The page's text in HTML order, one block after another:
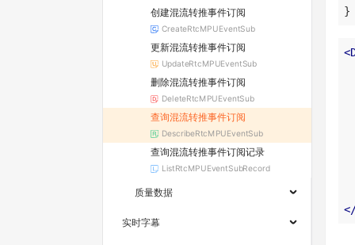
创建混流转推事件订阅
CreateRtcMPUEventSub
更新混流转推事件订阅
UpdateRtcMPUEventSub
删除混流转推事件订阅
DeleteRtcMPUEventSub
查询混流转推事件订阅
DescribeRtcMPUEventSub
查询混流转推事件订阅记录
ListRtcMPUEventSubRecord
质量数据
实时字幕
}
<